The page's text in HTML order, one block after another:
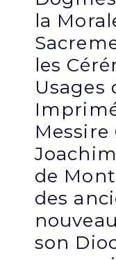
la
les
Usages
Messire
de
des
son